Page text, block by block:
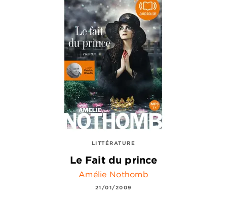
LITTÉRATURE
Le Fait du prince
Amélie Nothomb
21/01/2009